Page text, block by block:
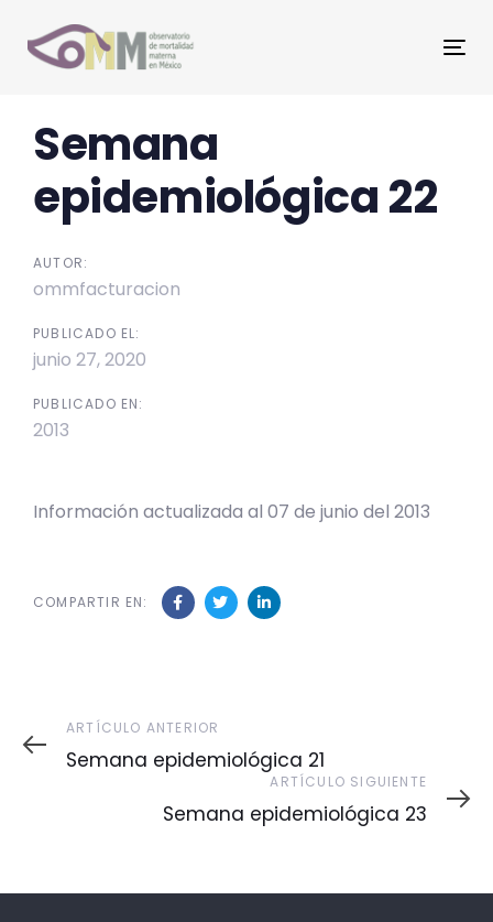
links
primary
content
Semana
epidemiológica 22
AUTOR:
ommfacturacion
PUBLICADO EL:
junio 27, 2020
PUBLICADO EN:
2013
Información actualizada al 07 de junio del 2013
COMPARTIR EN:
Post
navigation
Artículo
Anterior
ARTÍCULO ANTERIOR
Semana epidemiológica 21
Siguiente
ARTÍCULO SIGUIENTE
Semana epidemiológica 23